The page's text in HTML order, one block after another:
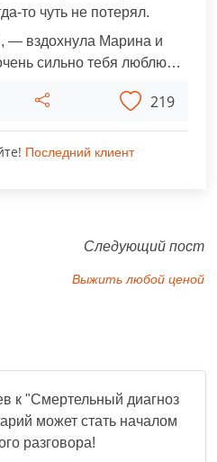
то чуть не потерял.
— вздохнула Марина и
сильно тебя люблю…
219
Последний клиент
Следующий пост
Выжить любой ценой
к "Смертельный диагноз
может стать началом
разговора!